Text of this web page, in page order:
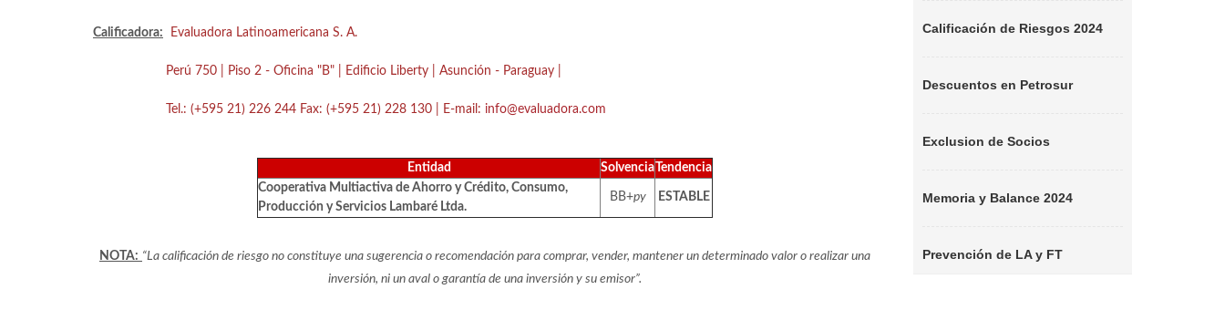
Calificadora: Evaluadora Latinoamericana S. A.
Perú 750 | Piso 2 - Oficina "B" | Edificio Liberty | Asunción - Paraguay |
Tel.: (+595 21) 226 244 Fax: (+595 21) 228 130 | E-mail: info@evaluadora.com
Entidad Solvencia Tendencia
Cooperativa Multiactiva de Ahorro y Crédito, Consumo,
Producción y Servicios Lambaré Ltda.
BB+py ESTABLE
NOTA: “La calificación de riesgo no constituye una sugerencia o recomendación para comprar, vender, mantener un determinado valor o realizar una
inversión, ni un aval o garantía de una inversión y su emisor”.
Calificación de Riesgos 2024
Descuentos en Petrosur
Exclusion de Socios
Memoria y Balance 2024
Prevención de LA y FT